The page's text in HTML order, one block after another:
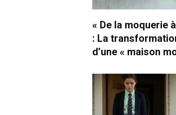
« De la moquerie
: La
d’une « maison